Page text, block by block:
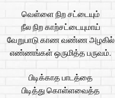
வெள்ளை நிற சட்டையும்
நீல நிற காற்சட்டையுமாய்
வேறுபாடு காண வண்ண அழகில்
எண்ணங்கள் ஒருமித்த பருவம்.
பிடிக்காத பாடத்தை
பிடித்து கொள்ளவைத்த